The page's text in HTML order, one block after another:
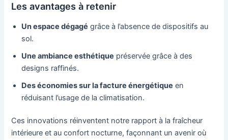
Les avantages à retenir
Un espace dégagé grâce à l’absence de dispositifs au
sol.
Une ambiance esthétique préservée grâce à des
designs raffinés.
Des économies sur la facture énergétique en
réduisant l’usage de la climatisation.
Ces innovations réinventent notre rapport à la fraîcheur
intérieure et au confort nocturne, façonnant un avenir où